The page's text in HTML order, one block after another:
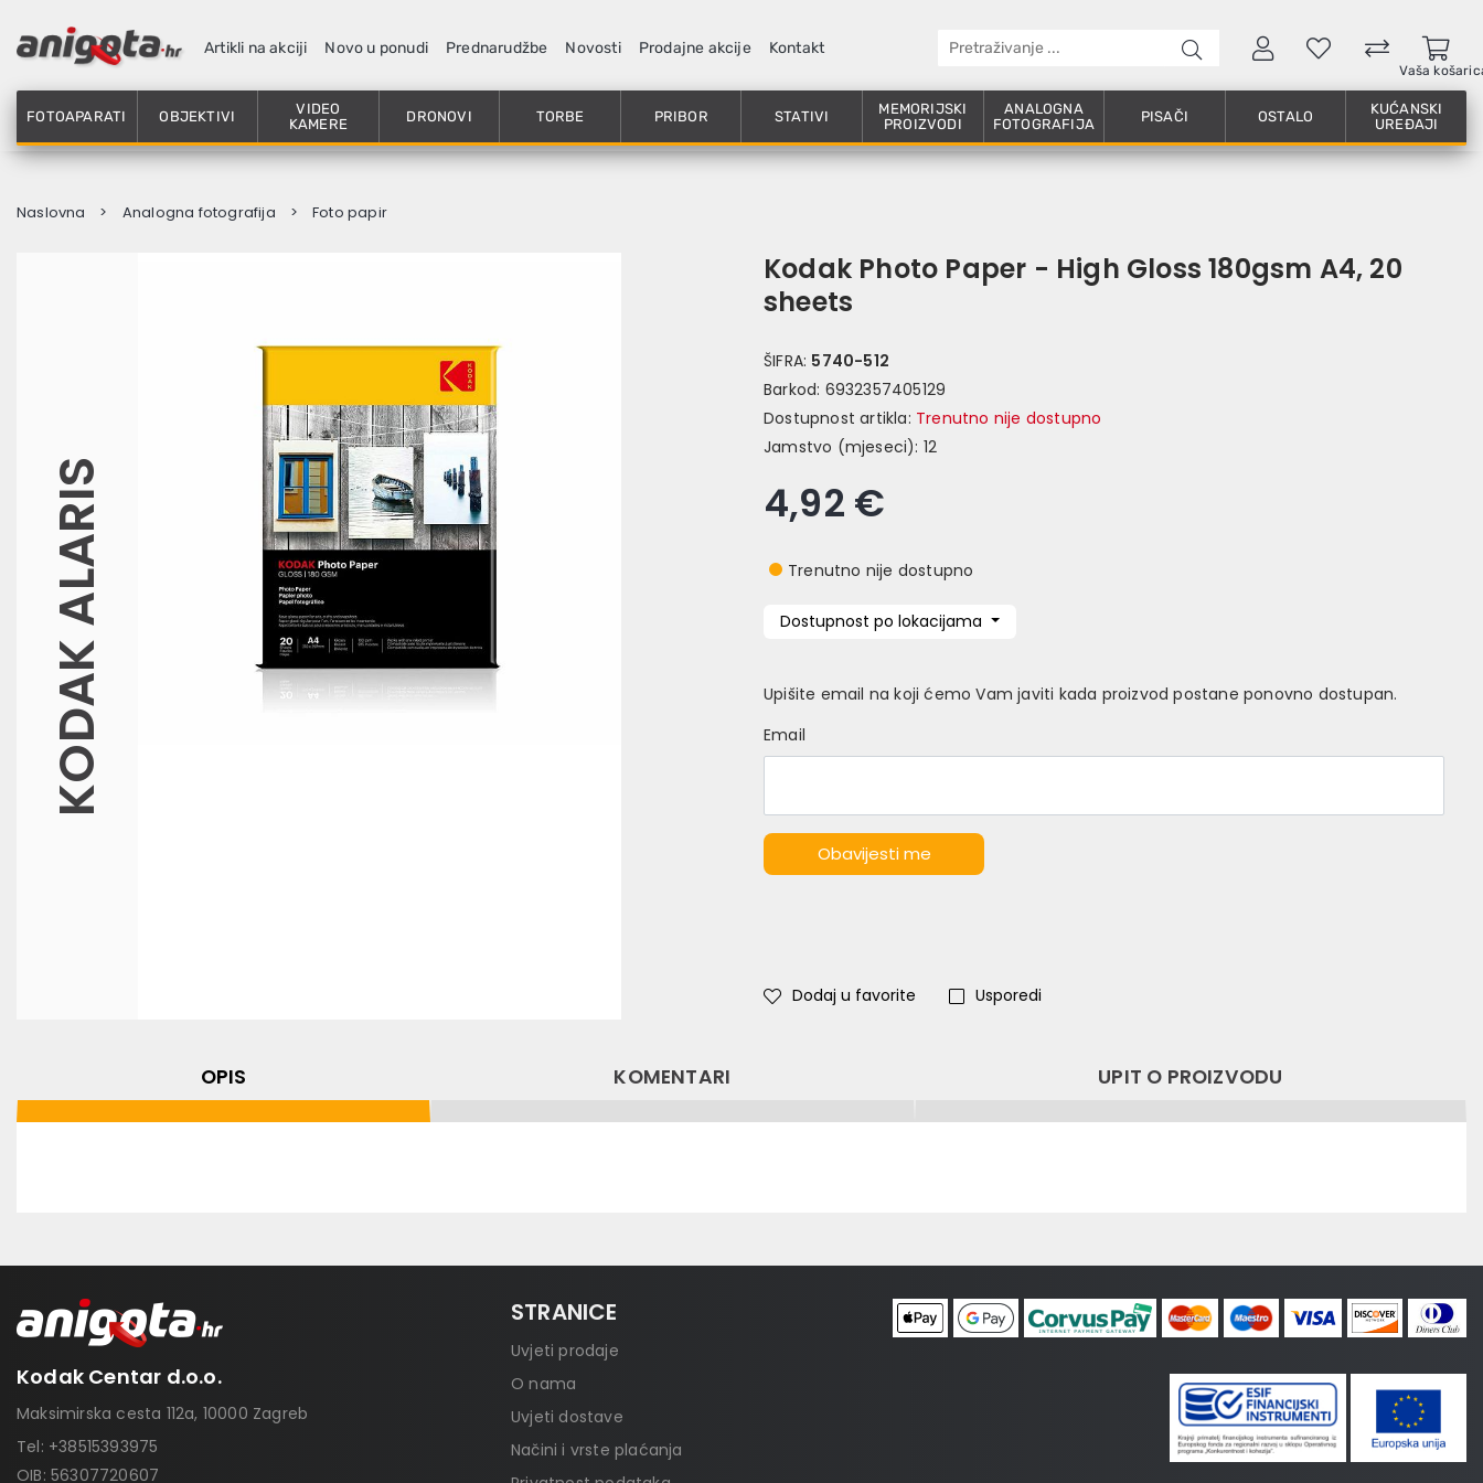
Artikli na akciji Novo u ponudi Prednarudžbe Novosti Prodajne akcije Kontakt
Vaša
FOTOAPARATI OBJEKTIVI
VIDEO
KAMERE
DRONOVI TORBE PRIBOR STATIVI
MEMORIJSKI
PROIZVODI
ANALOGNA
FOTOGRAFIJA
PISAČI OSTALO
KUĆANSKI
UREĐAJI
Naslovna Analogna fotografija Foto papir
KODAK ALARIS
Kodak Photo Paper - High Gloss 180gsm A4, 20
sheets
ŠIFRA: 5740-512
Barkod: 6932357405129
Dostupnost artikla: Trenutno nije dostupno
Jamstvo (mjeseci): 12
4,92 €
Trenutno nije dostupno
Dostupnost po lokacijama
Upišite email na koji ćemo Vam javiti kada proizvod postane ponovno dostupan.
Email
Obavijesti me
Dodaj u favorite Usporedi
OPIS KOMENTARI UPIT O PROIZVODU
Kodak Centar d.o.o.
Maksimirska cesta 112a, 10000 Zagreb
Tel: +38515393975
OIB: 56307720607
STRANICE
Uvjeti prodaje
O nama
Uvjeti dostave
Načini i vrste plaćanja